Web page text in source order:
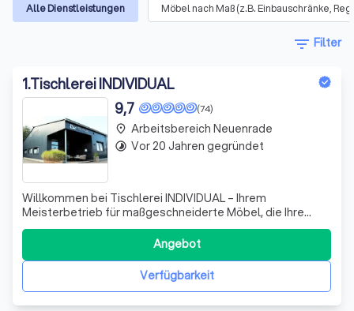
Alle Dienstleistungen Möbel nach Maß (z.B. Einbauschränke,
filter_list Filter
1.Tischlerei INDIVIDUAL
(74)
9,7
Willkommen bei Tischlerei INDIVIDUAL – Ihrem
Meisterbetrieb für maßgeschneiderte Möbel, die Ihre
Persönlichkeit widerspiegeln! Wir glauben, dass in jedem
Zuhause die Magie der kleinen Details steckt. Unsere
Leidenschaft für das Tischlerhandwerk zeigt sich in jeder
Küche, jedem Waschtisch und jedem S
Verfügbarkeit
Angebot
place Arbeitsbereich Neuenrade
timelapse Vor 20 Jahren gegründet